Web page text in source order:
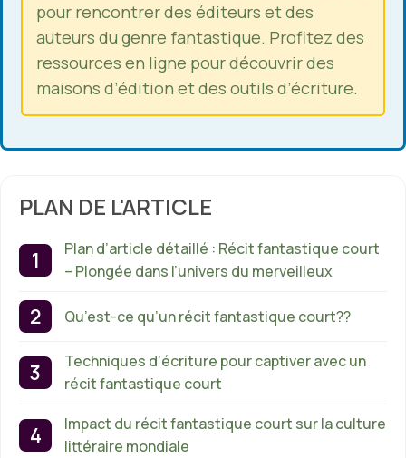
pour rencontrer des éditeurs et des
auteurs du genre fantastique. Profitez des
ressources en ligne pour découvrir des
maisons d’édition et des outils d’écriture.
PLAN DE L'ARTICLE
Plan d’article détaillé : Récit fantastique court
– Plongée dans l’univers du merveilleux
Qu’est-ce qu’un récit fantastique court??
Techniques d’écriture pour captiver avec un
récit fantastique court
Impact du récit fantastique court sur la culture
littéraire mondiale